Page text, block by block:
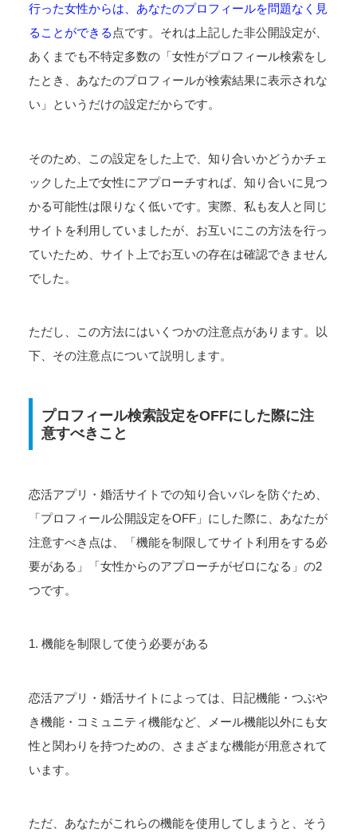
行った女性からは、あなたのプロフィールを問題なく見
ることができる 点です。それは上記した非公開設定が、
あくまでも不特定多数の「女性がプロフィール検索をし
たとき、あなたのプロフィールが検索結果に表示されな
い」というだけの設定だからです。
そのため、この設定をした上で、知り合いかどうかチェ
ックした上で女性にアプローチすれば、知り合いに見つ
かる可能性は限りなく低いです。実際、私も友人と同じ
サイトを利用していましたが、お互いにこの方法を行っ
ていたため、サイト上でお互いの存在は確認できません
でした。
ただし、この方法にはいくつかの注意点があります。以
下、その注意点について説明します。
プロフィール検索設定をOFFにした際に注
意すべきこと
恋活アプリ・婚活サイトでの知り合いバレを防ぐため、
「プロフィール公開設定をOFF」にした際に、あなたが
注意すべき点は、「機能を制限してサイト利用をする必
要がある」「女性からのアプローチがゼロになる」の2
つです。
1. 機能を制限して使う必要がある
恋活アプリ・婚活サイトによっては、日記機能・つぶや
き機能・コミュニティ機能など、メール機能以外にも女
性と関わりを持つための、さまざまな機能が用意されて
います。
ただ、あなたがこれらの機能を使用してしまうと、そう